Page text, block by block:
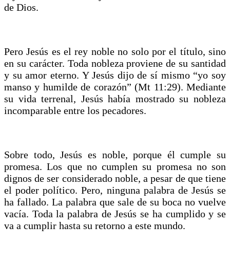
de Dios.
Pero Jesús es el rey noble no solo por el título, sino
en su carácter. Toda nobleza proviene de su santidad
y su amor eterno. Y Jesús dijo de sí mismo “yo soy
manso y humilde de corazón” (Mt 11:29). Mediante
su vida terrenal, Jesús había mostrado su nobleza
incomparable entre los pecadores.
Sobre todo, Jesús es noble, porque él cumple su
promesa. Los que no cumplen su promesa no son
dignos de ser considerado noble, a pesar de que tiene
el poder político. Pero, ninguna palabra de Jesús se
ha fallado. La palabra que sale de su boca no vuelve
vacía. Toda la palabra de Jesús se ha cumplido y se
va a cumplir hasta su retorno a este mundo.